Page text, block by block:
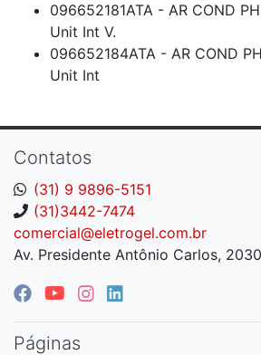
096652181ATA - AR COND
Unit Int V.
096652184ATA - AR COND
Unit Int
Contatos
(31) 9 9896-5151
(31)3442-7474
comercial@eletrogel.com.br
Av. Presidente Antônio Carlos,
Páginas